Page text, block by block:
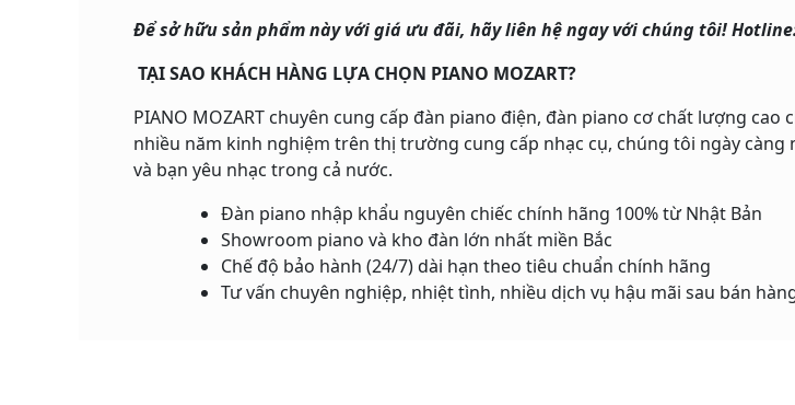
Để sở hữu sản phẩm này với giá ưu đãi, hãy liên hệ ngay với chúng tôi!
TẠI SAO KHÁCH HÀNG LỰA CHỌN PIANO MOZART?
PIANO MOZART chuyên cung cấp đàn piano điện, đàn piano cơ chất lượng
nhiều năm kinh nghiệm trên thị trường cung cấp nhạc cụ, chúng tôi ngày
và bạn yêu nhạc trong cả nước.
Đàn piano nhập khẩu nguyên chiếc chính hãng 100% từ Nhật Bản
Showroom piano và kho đàn lớn nhất miền Bắc
Chế độ bảo hành (24/7) dài hạn theo tiêu chuẩn chính hãng
Tư vấn chuyên nghiệp, nhiệt tình, nhiều dịch vụ hậu mãi sau bán